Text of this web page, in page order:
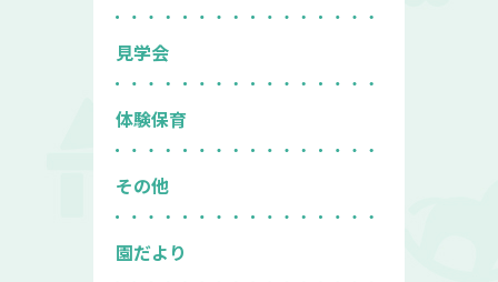
見学会
体験保育
その他
園だより